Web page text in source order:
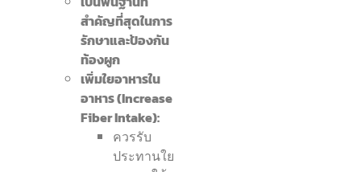
สำคัญที่สุดในการ
รักษาและป้องกัน
ท้องผูก
เพิ่มใยอาหารใน
อาหาร (Increase
Fiber Intake):
ควรรับ
ประทานใย